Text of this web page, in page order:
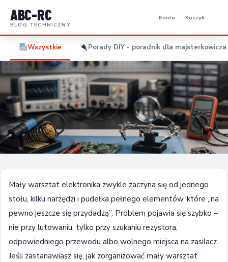
ABC-RC
BLOG TECHNICZNY
Konto Koszyk
Wszystkie Porady DIY - poradnik dla
ELEKTORNIKA
Jak zorganizować mały warsztat
elektronika
21 maja 2026 8 min czytania
Mały warsztat elektronika zwykle zaczyna się od jednego
stołu, kilku narzędzi i pudełka pełnego elementów, które „na
pewno jeszcze się przydadzą”. Problem pojawia się szybko –
nie przy lutowaniu, tylko przy szukaniu rezystora,
odpowiedniego przewodu albo wolnego miejsca na zasilacz.
Jeśli zastanawiasz się, jak zorganizować mały warsztat